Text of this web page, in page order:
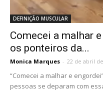
DEFINIÇÃO MUSCULAR
Comecei a malhar
os ponteiros da...
Monica Marques - 22 de abril
“Comecei a malhar e
pessoas se deparam com